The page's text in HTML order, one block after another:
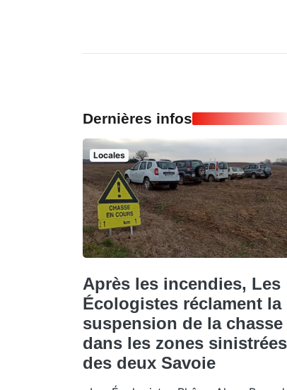
Dernières infos
Locales
Après les incendies, Les
Écologistes réclament la
suspension de la chasse
dans les zones sinistrées
des deux Savoie